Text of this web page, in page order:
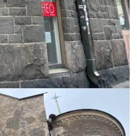
https://saumasters.fi/wp-
content/uploads/2025/12/
20251212-